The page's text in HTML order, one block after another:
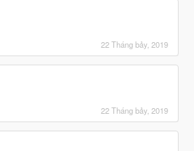
22 Tháng bảy, 2019
22 Tháng bảy, 2019